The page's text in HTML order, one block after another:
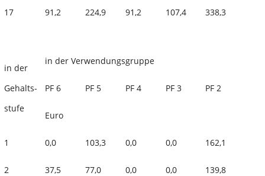
17 91,2 224,9 91,2 107,4 338,3
in der
Gehalts-
stufe
in der Verwendungsgruppe
PF 6 PF 5 PF 4 PF 3 PF 2
Euro
1 0,0 103,3 0,0 0,0 162,1
2 37,5 77,0 0,0 0,0 139,8